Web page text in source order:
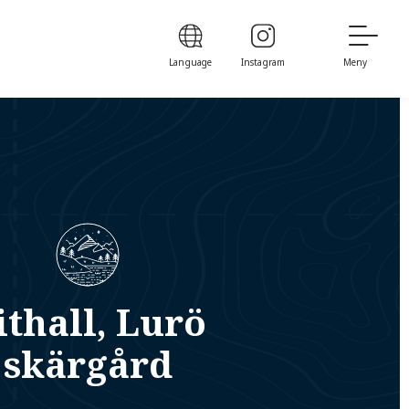
Language Instagram Meny
Lurö
skärgård